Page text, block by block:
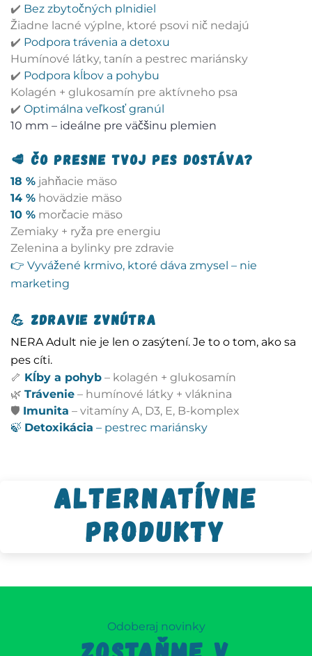
✔️ Bez zbytočných plnidiel
Žiadne lacné výplne, ktoré psovi nič nedajú
✔️ Podpora trávenia a detoxu
Humínové látky, tanín a pestrec mariánsky
✔️ Podpora kĺbov a pohybu
Kolagén + glukosamín pre aktívneho psa
✔️ Optimálna veľkosť granúl
10 mm – ideálne pre väčšinu plemien
🥩 Čo presne tvoj pes dostáva?
18 % jahňacie mäso
14 % hovädzie mäso
10 % morčacie mäso
Zemiaky + ryža pre energiu
Zelenina a bylinky pre zdravie
👉 Vyvážené krmivo, ktoré dáva zmysel – nie
marketing
💪 Zdravie zvnútra
NERA Adult nie je len o zasýtení. Je to o tom, ako sa
pes cíti.
🦴 Kĺby a pohyb – kolagén + glukosamín
🌿 Trávenie – humínové látky + vláknina
🛡️ Imunita – vitamíny A, D3, E, B-komplex
🍃 Detoxikácia – pestrec mariánsky
Alternatívne
produkty
Odoberaj novinky